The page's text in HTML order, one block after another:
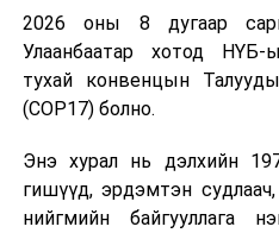
үүрэг гүйцэтгэнэ гэж үзэж
тээврийн тухай
АНУ-ын хооронд 2024 оны
нислэг үйлдэхээр
хоёр улс хоорондын
иргэд харилцан
нэмэгдүүлэх боломж
2026 оны 8 дугаар
Улаанбаатар хотод
тухай конвенцын
(COP17) болно.
Энэ хурал нь дэлхийн
гишүүд, эрдэмтэн
нийгмийн байгууллага